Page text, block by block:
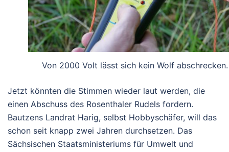
Von 2000 Volt lässt sich kein Wolf abschrecken.
Jetzt könnten die Stimmen wieder laut werden, die
einen Abschuss des Rosenthaler Rudels fordern.
Bautzens Landrat Harig, selbst Hobbyschäfer, will das
schon seit knapp zwei Jahren durchsetzen. Das
Sächsischen Staatsministeriums für Umwelt und